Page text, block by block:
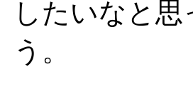
したいなと
う。